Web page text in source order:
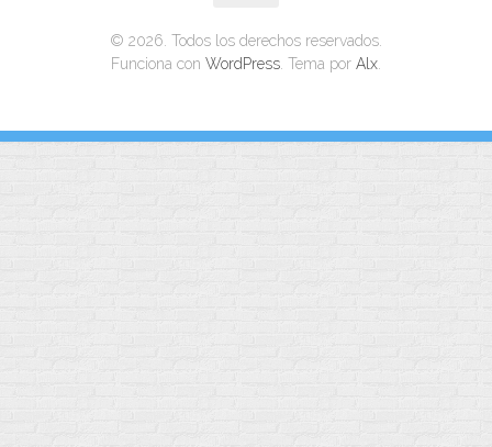
© 2026. Todos los derechos reservados.
Funciona con WordPress . Tema por Alx